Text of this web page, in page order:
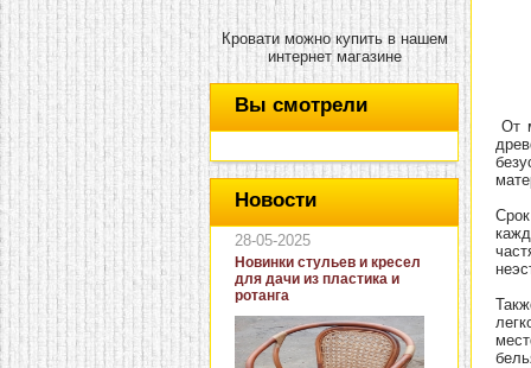
Кровати можно купить в нашем
интернет магазине
Вы смотрели
Новости
28-05-2025
Новинки стульев и кресел
для дачи из пластика и
ротанга
От